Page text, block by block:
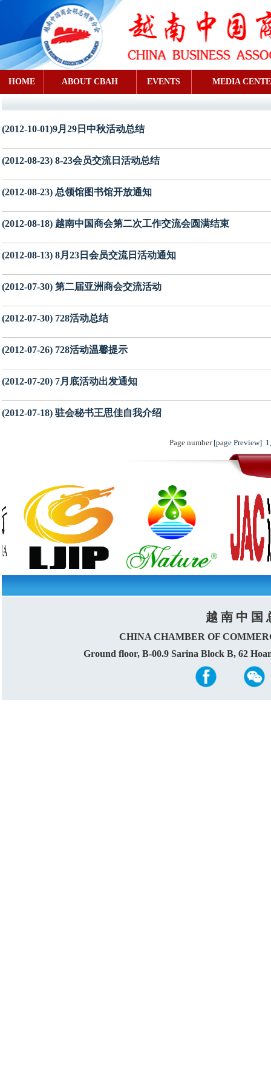
HOME ABOUT CBAH EVENTS MEDIA
(2012-10-01)9月29日中秋活动总结
(2012-08-23) 8-23会员交流日活动总结
(2012-08-23) 总领馆图书馆开放通知
(2012-08-18) 越南中国商会第二次工作交流会圆满结束
(2012-08-13) 8月23日会员交流日活动通知
(2012-07-30) 第二届亚洲商会交流活动
(2012-07-30) 728活动总结
(2012-07-26) 728活动温馨提示
(2012-07-20) 7月底活动出发通知
(2012-07-18) 驻会秘书王思佳自我介绍
Page number [page Preview] 1
越 南 中 国
CHINA CHAMBER OF
Ground floor, B-00.9 Sarina Block B, 62